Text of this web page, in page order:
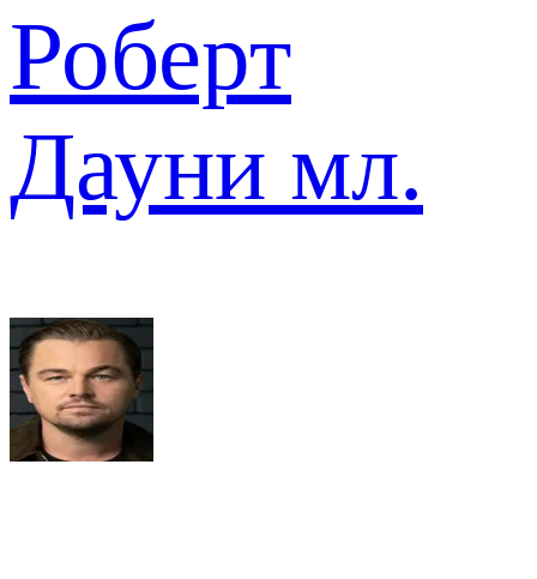
Роберт
Дауни мл.